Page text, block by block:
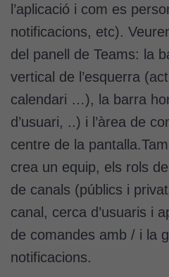
l’aplicació i com es
notificacions, etc).
del panell de Teams: la
vertical de l’esquerra
calendari …), la barra
d’usuari, ..) i l’àrea de
centre de la
crea un equip, els rols
de canals (públics i
canal, cerca d’usuaris i
de comandes amb / i la
notificacions.